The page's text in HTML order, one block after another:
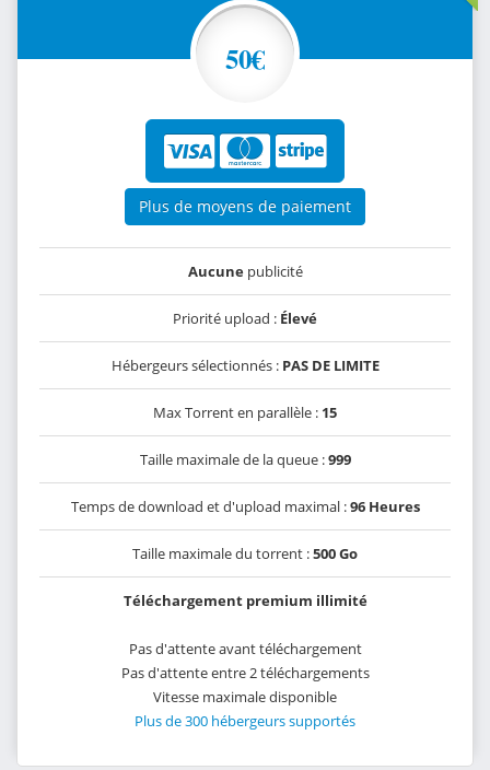
50€
Plus de moyens de paiement
Aucunepublicité
Priorité upload : Élevé
Hébergeurs sélectionnés : PAS DE LIMITE
Max Torrent en parallèle : 15
Taille maximale de la queue :999
Temps de download et d'upload maximal :96 Heures
Taille maximale du torrent :500 Go
Téléchargement premium illimité
Pas d'attente avant téléchargement
Pas d'attente entre 2 téléchargements
Vitesse maximale disponible
Plus de 300 hébergeurs supportés